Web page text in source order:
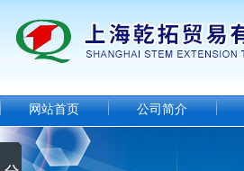
网站首页 公司简介